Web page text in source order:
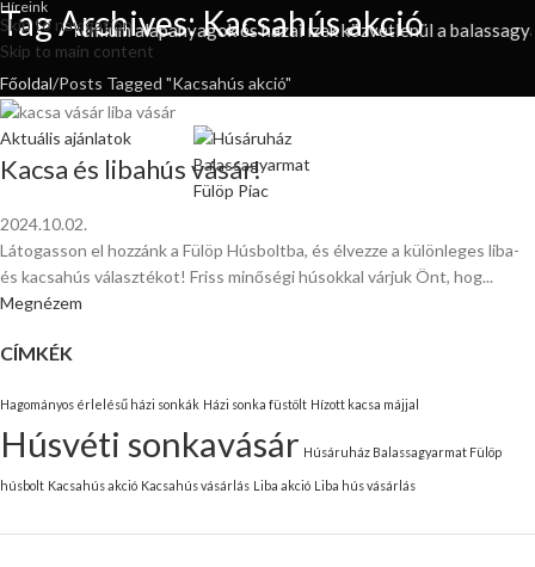
Skip to navigation
Skip to main content
Híreink
prémium alapanyagok és hazai ízek közvetlenül a
Tag Archives: Kacsahús akció
Főoldal Posts Tagged "Kacsahús akció"
Aktuális ajánlatok
Kacsa és libahús vásár!
2024.10.02.
Látogasson el hozzánk a Fülöp Húsboltba, és élvezze a különleges liba-
és kacsahús választékot! Friss minőségi húsokkal várjuk Önt, hog...
Megnézem
CÍMKÉK
Hagományos érlelésű házi sonkák Házi sonka füstölt Hízott kacsa májjal
Húsvéti sonkavásár Húsáruház Balassagyarmat Fülöp
húsbolt Kacsahús akció Kacsahús vásárlás Liba akció Liba hús vásárlás